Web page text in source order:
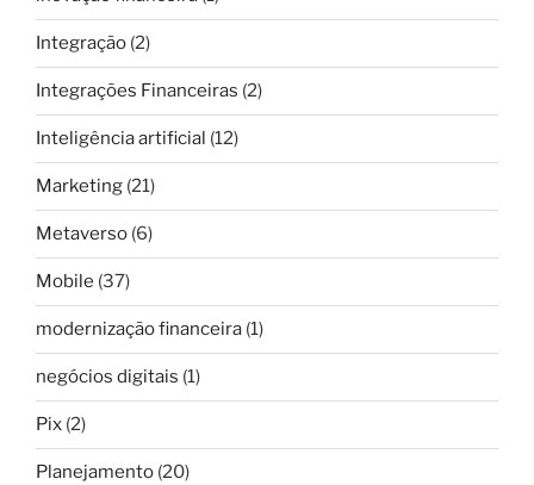
Integração (2)
Integrações Financeiras (2)
Inteligência artificial (12)
Marketing (21)
Metaverso (6)
Mobile (37)
modernização financeira (1)
negócios digitais (1)
Pix (2)
Planejamento (20)